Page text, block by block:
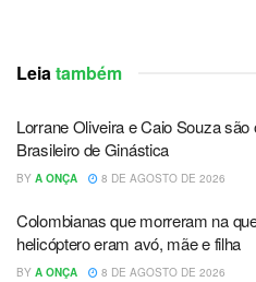
Leia também
Lorrane Oliveira e Caio Souza são
Brasileiro de Ginástica
BY A ONÇA 8 DE AGOSTO DE 2026
Colombianas que morreram na
helicóptero eram avó, mãe e filha
BY A ONÇA 8 DE AGOSTO DE 2026